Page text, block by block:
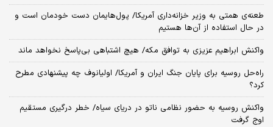
طعنه‌ی‌ همتی به وزیر خزانه‌داری آمریکا/ پول‌هایمان دست خودمان است و
در حال استفاده از آن‌ها هستیم
واکنش ابراهیم عزیزی به توافق مکه/ هیچ اشتباهی بی‌پاسخ نخواهد ماند
راه‌حل روسیه برای پایان جنگ ایران و آمریکا/ اولیانوف چه پیشنهادی مطرح
کرد؟
واکنش روسیه به حضور نظامی ناتو در دریای سیاه/ خطر درگیری مستقیم
اوج گرفت